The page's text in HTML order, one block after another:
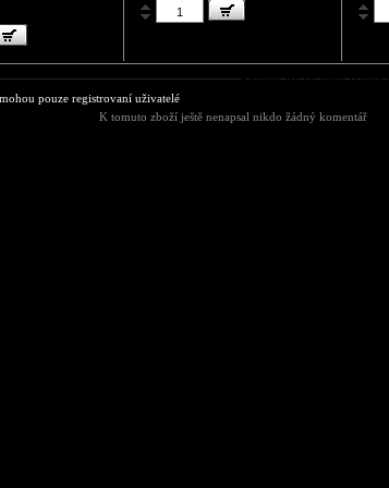
Komentáře ke zboží
pouze registrovaní uživatelé
K tomuto zboží ještě nenapsal nikdo žádný komentář